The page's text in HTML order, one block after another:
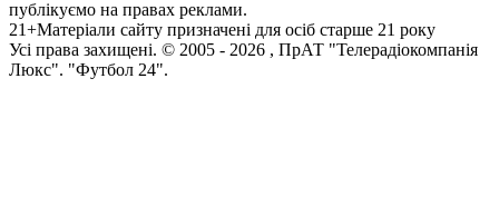
публікуємо на правах реклами.
21+Матеріали сайту призначені для осіб старше 21 року
Усi права захищенi. © 2005 - 2026 , ПрАТ "Телерадіокомпанія
Люкс". "Футбол 24".